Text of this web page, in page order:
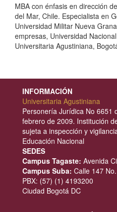
MBA con énfasis en dirección
del Mar, Chile. Especialista en
Universidad Militar Nueva
empresas, Universidad
Universitaria Agustiniana,
INFORMACIÓN
Universitaria Agustiniana
Personería Jurídica No 6651
febrero de 2009. Institución
sujeta a inspección y
Educación Nacional
SEDES
Campus Tagaste: Avenida
Campus Suba: Calle 147
PBX: (57) (1) 4193200
Ciudad Bogotá DC